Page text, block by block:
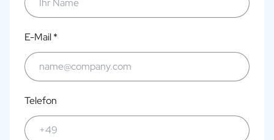
E-Mail *
Telefon